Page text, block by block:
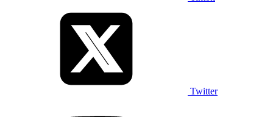
Twitter